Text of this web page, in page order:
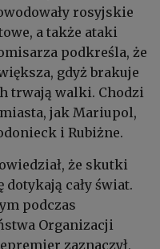
rosyjskie
a także ataki
podkreśla, że
gdyż brakuje
trwają walki. Chodzi
jak Mariupol,
i Rubiżne.
że skutki
cały świat.
podczas
Organizacji
zaznaczył,